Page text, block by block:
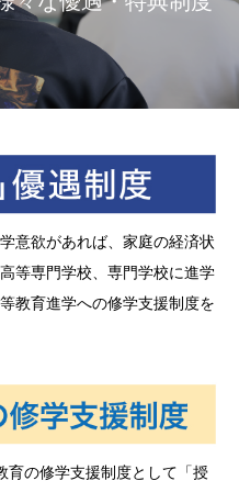
意欲があれば、家庭の経済状
等専門学校、専門学校に進学
教育進学への修学支援制度を
育の修学支援制度として「授